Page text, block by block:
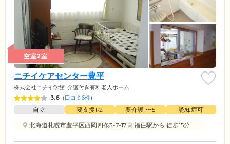
空室2室
ニチイケアセンター豊平
株式会社ニチイ学館 介護付き有料老人ホーム
3.6 (口コミ6件)
自立 要支援1•2 要介護1〜5
認知症可
北海道札幌市豊平区西岡四条3-7-17
福住駅から 徒歩15分